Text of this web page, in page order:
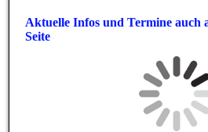
Aktuelle Infos und Termine auch
Seite